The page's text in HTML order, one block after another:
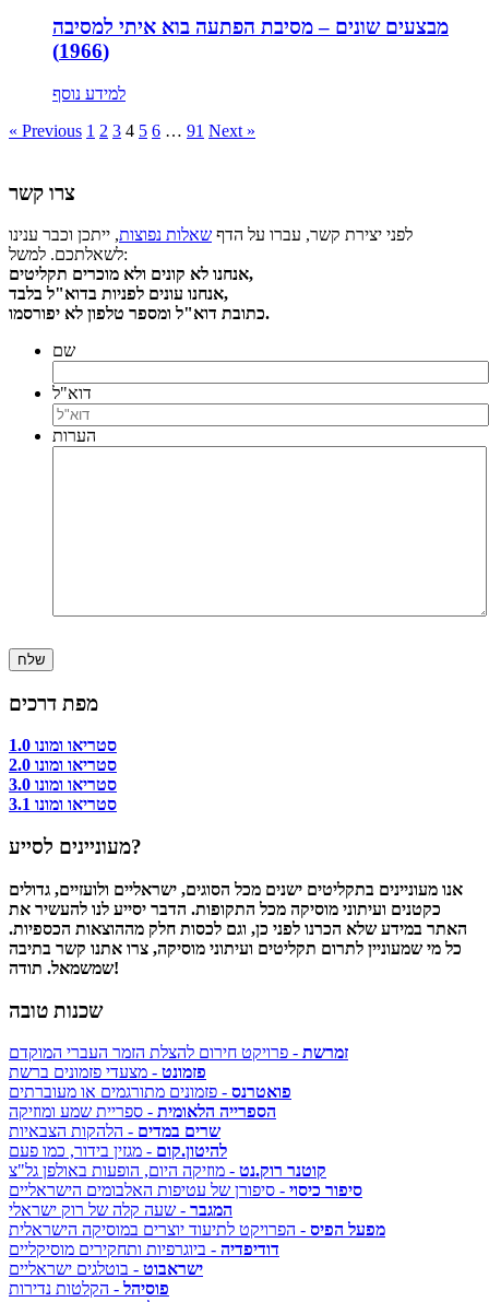
מבצעים שונים – מסיבת הפתעה בוא איתי למסיבה
(1966)
למידע נוסף
« Previous 1 2 3 4 5 6 … 91 Next »
צרו קשר
לפני יצירת קשר, עברו על הדף שאלות נפוצות, ייתכן וכבר ענינו
לשאלתכם. למשל:
אנחנו לא קונים ולא מוכרים תקליטים,
אנחנו עונים לפניות בדוא"ל בלבד,
כתובת דוא"ל ומספר טלפון לא יפורסמו.
שם
דוא"ל
הערות
מפת דרכים
סטריאו ומונו 1.0
סטריאו ומונו 2.0
סטריאו ומונו 3.0
סטריאו ומונו 3.1
מעוניינים לסייע?
אנו מעוניינים בתקליטים ישנים מכל הסוגים, ישראליים ולועזיים, גדולים
כקטנים ועיתוני מוסיקה מכל התקופות. הדבר יסייע לנו להעשיר את
האתר במידע שלא הכרנו לפני כן, וגם לכסות חלק מההוצאות הכספיות.
כל מי שמעוניין לתרום תקליטים ועיתוני מוסיקה, צרו אתנו קשר בתיבה
שמשמאל. תודה!
שכנות טובה
זמרשת - פרויקט חירום להצלת הזמר העברי המוקדם
פזמונט - מצעדי פזמונים ברשת
פואטרנס - פזמונים מתורגמים או מעוברתים
הספרייה הלאומית - ספריית שמע ומוזיקה
שרים במדים - הלהקות הצבאיות
להיטון.קום - מגזין בידור, כמו פעם
קוטנר רוק.נט - מוזיקה היום, הופעות באולפן גל"צ
סיפור כיסוי - סיפורן של עטיפות האלבומים הישראליים
המגבר - שעה קלה של רוק ישראלי
מפעל הפיס - הפרויקט לתיעוד יוצרים במוסיקה הישראלית
דודיפדיה - ביוגרפיות ותחקירים מוסיקליים
ישראבוט - בוטלגים ישראליים
פוסיהל - הקלטות נדירות